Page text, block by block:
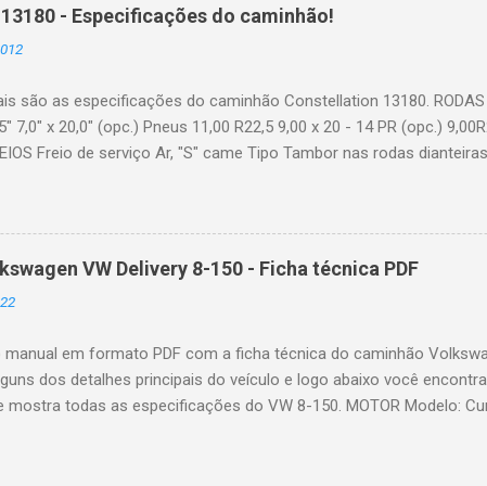
enfrentados nas estradas que precisam ser resolvidos e muito
acabaram ganhando grande notoriedade na internet, gerando
TikTok e Facebook. Dessa forma, é normal que essas
em um conteúdo ma...
- Especificações do caminhão!
são as especificações do caminhão Constellation 13180.
7,0" x 20,0" (opc.) Pneus 11,00 R22,5 9,00 x 20 - 14 PR (opc.)
Freio de serviço Ar, "S" came Tipo Tambor nas rodas
Área efetiva de frenagem (cm2) 3.446 Freio de estacionamento
Atuação Rodas traseiras Acionamento Válvula moduladora no
no tubo do escapamento Acionamento Eletropneumático,
SISTEMA ELÉTRICO Tensão nominal 24 V Bateria 2 x (12 V - 100
80 A - 28V (1) Versão cabine estendida. VOLUMES DE
VW Delivery 8-150 - Ficha técnica PDF
em formato PDF com a ficha técnica do caminhão
dos detalhes principais do veículo e logo abaixo você
mostra todas as especificações do VW 8-150. MOTOR Modelo:
@ 2.500 Torque líq. máx. - kgfm (Nm) @ rpm (*): 56 (550) @ 1.400